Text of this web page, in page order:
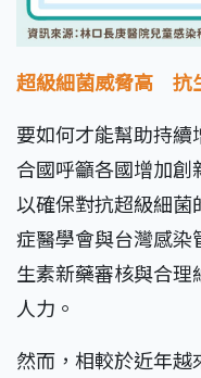
超級細菌威脅高 抗
要如何才能幫助持
合國呼籲各國增加創
以確保對抗超級細菌
症醫學會與台灣感染
生素新藥審核與合
人力。
然而，相較於近年